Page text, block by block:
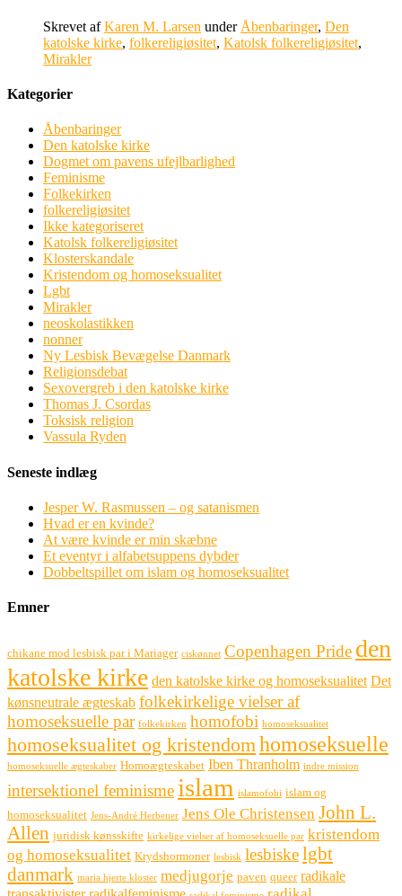
Skrevet afKaren M. Larsen under Åbenbaringer, Den
katolske kirke, folkereligiøsitet, Katolsk folkereligiøsitet,
Mirakler
Kategorier
Åbenbaringer
Den katolske kirke
Dogmet om pavens ufejlbarlighed
Feminisme
Folkekirken
folkereligiøsitet
Ikke kategoriseret
Katolsk folkereligiøsitet
Klosterskandale
Kristendom og homoseksualitet
Lgbt
Mirakler
neoskolastikken
nonner
Ny Lesbisk Bevægelse Danmark
Religionsdebat
Sexovergreb i den katolske kirke
Thomas J. Csordas
Toksisk religion
Vassula Ryden
Seneste indlæg
Jesper W. Rasmussen – og satanismen
Hvad er en kvinde?
At være kvinde er min skæbne
Et eventyr i alfabetsuppens dybder
Dobbeltspillet om islam og homoseksualitet
Emner
chikane mod lesbisk par i Mariager ciskønnet Copenhagen Pride den
katolske kirke den katolske kirke og homoseksualitet Det
kønsneutrale ægteskab folkekirkelige vielser af
homoseksuelle par folkekirken homofobi homoseksualitet
homoseksualitet og kristendomhomoseksuelle
homoseksuelle ægteskaber Homoægteskabet Iben Thranholm indre mission
intersektionel feminisme islam islamofobi islam og
homoseksualitet Jens-André Herbener Jens Ole Christensen John L.
Allen juridisk kønsskifte kirkelige vielser af homoseksuelle par kristendom
og homoseksualitet Krydshormoner lesbisk lesbiskelgbt
danmark maria hjerte kloster medjugorje paven queer radikale